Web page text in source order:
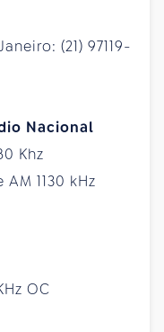
(21) 97119-
Nacional
Khz
1130 kHz
OC